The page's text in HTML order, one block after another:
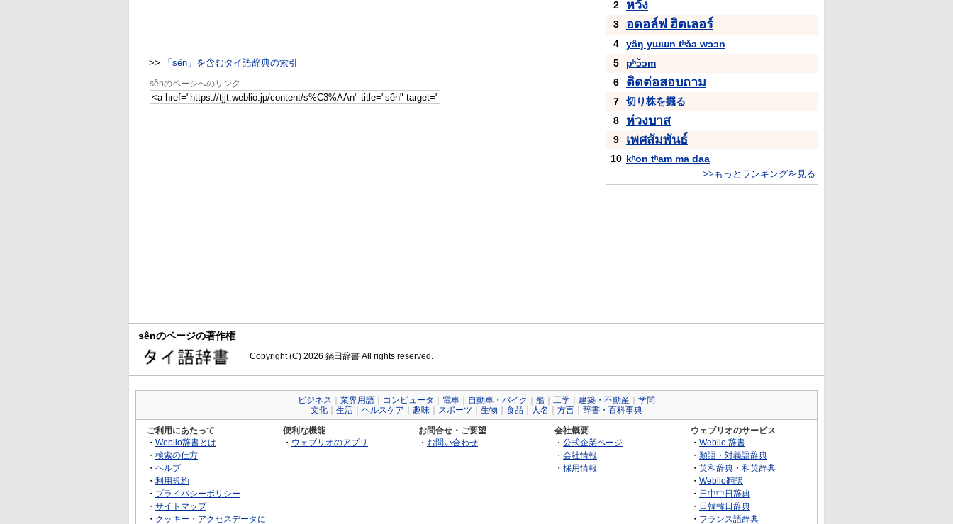
>> 「sên」を含むタイ語辞典の索引
sênのページへのリンク
2
หวัง
3 อดอล์ฟ ฮิตเลอร์
4
yâŋ yɯɯn tʰǎa wɔɔn
5
pʰɔ̌ɔm
6
ติดต่อสอบถาม
7
切り株を掘る
8
ห่วงบาส
9 เพศสัมพันธ์
10 kʰon tʰam ma daa
>>もっとランキングを見る
sênのページの著作権
Copyright (C) 2026 鍋田辞書 All rights reserved.
ビジネス 業界用語 コンピュータ 電車 自動車・バイク 船 工学 建築・不動産
学問
文化
生活 ヘルスケア 趣味 スポーツ 生物 食品 人名 方言 辞書・百科事典
ご利用にあたって
・ Weblio辞書とは
・ 検索の仕方
・ ヘルプ
・ 利用規約
・ プライバシーポリシー
・ サイトマップ
・ クッキー・アクセスデータに
便利な機能
・ ウェブリオのアプリ
お問合せ・ご要望
・ お問い合わせ
会社概要
・ 公式企業ページ
・ 会社情報
・ 採用情報
ウェブリオのサービス
・ Weblio 辞書
・ 類語・対義語辞典
・ 英和辞典・和英辞典
・ Weblio翻訳
・ 日中中日辞典
・ 日韓韓日辞典
・ フランス語辞典